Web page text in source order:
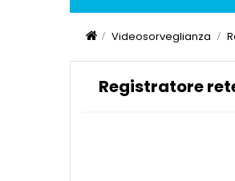
Videosorveglianza
Registratore